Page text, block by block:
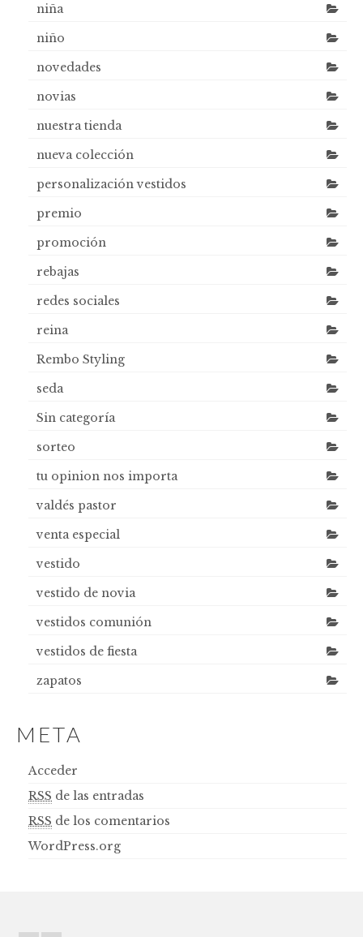
niña
niño
novedades
novias
nuestra tienda
nueva colección
personalización vestidos
premio
promoción
rebajas
redes sociales
reina
Rembo Styling
seda
Sin categoría
sorteo
tu opinion nos importa
valdés pastor
venta especial
vestido
vestido de novia
vestidos comunión
vestidos de fiesta
zapatos
META
Acceder
RSS de las entradas
RSS de los comentarios
WordPress.org